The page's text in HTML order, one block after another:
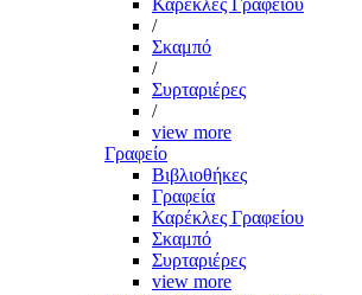
Καρέκλες Γραφείου
/
Σκαμπό
/
Συρταριέρες
/
view more
Γραφείο
Βιβλιοθήκες
Γραφεία
Καρέκλες Γραφείου
Σκαμπό
Συρταριέρες
view more